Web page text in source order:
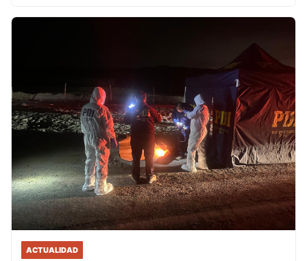
ACTUALIDAD